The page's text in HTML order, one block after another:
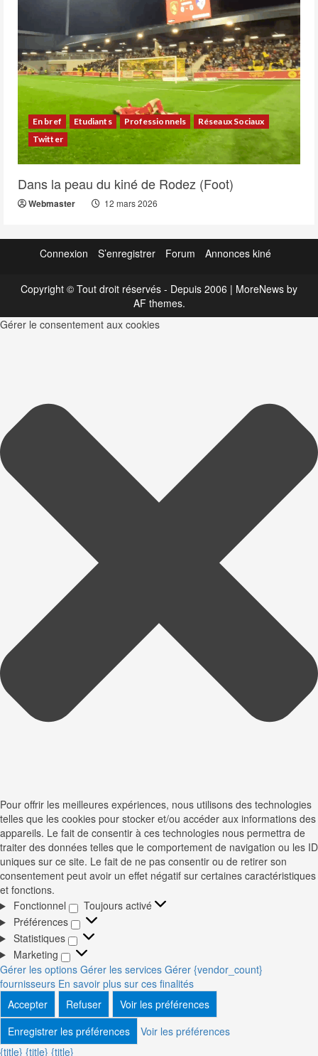
En bref Etudiants Professionnels
Réseaux Sociaux
Twitter
Dans la peau du kiné de Rodez (Foot)
Webmaster 12 mars 2026
Connexion S’enregistrer Forum Annonces kiné
Copyright © Tout droit réservés - Depuis 2006 | MoreNews by
AF themes.
Gérer le consentement aux cookies
Pour offrir les meilleures expériences, nous utilisons des technologies
telles que les cookies pour stocker et/ou accéder aux informations des
appareils. Le fait de consentir à ces technologies nous permettra de
traiter des données telles que le comportement de navigation ou les ID
uniques sur ce site. Le fait de ne pas consentir ou de retirer son
consentement peut avoir un effet négatif sur certaines caractéristiques
et fonctions.
Fonctionnel
Fonctionnel
Toujours activé
Préférences
Statistiques
Marketing Marketing
Gérer les options Gérer les services Gérer {vendor_count}
fournisseurs En savoir plus sur ces finalités
Accepter
Refuser
Voir les préférences
Enregistrer les préférences
Voir les préférences
{title} {title} {title}